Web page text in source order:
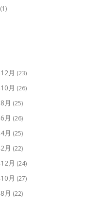
(1)
月 (23)
月 (26)
月 (25)
月 (26)
月 (25)
月 (22)
月 (24)
月 (27)
月 (22)